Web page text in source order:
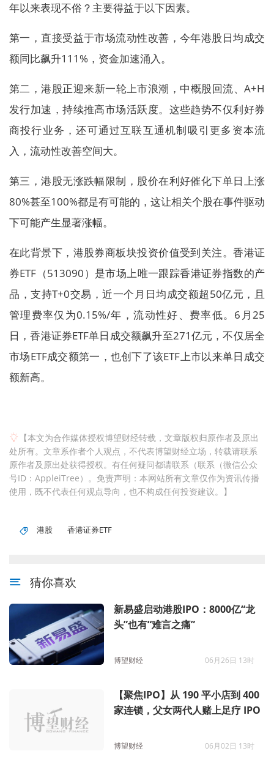
年以来表现不俗？主要得益于以下因素。
第一，直接受益于市场流动性改善，今年港股日均成交
额同比飙升111%，资金加速涌入。
第二，港股正迎来新一轮上市浪潮，中概股回流、A+H
发行加速，持续推高市场活跃度。这些趋势不仅利好券
商投行业务，还可通过互联互通机制吸引更多资本流
入，流动性改善空间大。
第三，港股无涨跌幅限制，股价在利好催化下单日上涨
80%甚至100%都是有可能的，这让相关个股在事件驱动
下可能产生显著涨幅。
在此背景下，港股券商板块投资价值受到关注。香港证
券ETF（513090）是市场上唯一跟踪香港证券指数的产
品，支持T+0交易，近一个月日均成交额超50亿元，且
管理费率仅为0.15%/年，流动性好、费率低。6月25
日，香港证券ETF单日成交额飙升至271亿元，不仅居全
市场ETF成交额第一，也创下了该ETF上市以来单日成交
额新高。
【本文为合作媒体授权博望财经转载，文章版权归原作者及原出
处所有。文章系作者个人观点，不代表博望财经立场，转载请联系
原作者及原出处获得授权。有任何疑问都请联系（联系（微信公众
号ID：AppleiTree）。免责声明：本网站所有文章仅作为资讯传播
使用，既不代表任何观点导向，也不构成任何投资建议。】
港股 香港证券ETF
猜你喜欢
新易盛启动港股IPO：8000亿“龙
头”也有“难言之痛”
博望财经 06月26日 13时
【聚焦IPO】从 190 平小店到 400
家连锁，父女两代人赌上足疗 IPO
博望财经 06月02日 13时